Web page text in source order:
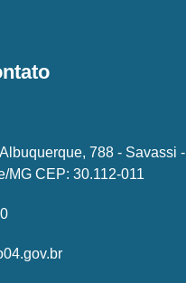
788 - Savassi -
MG CEP: 30.112-011